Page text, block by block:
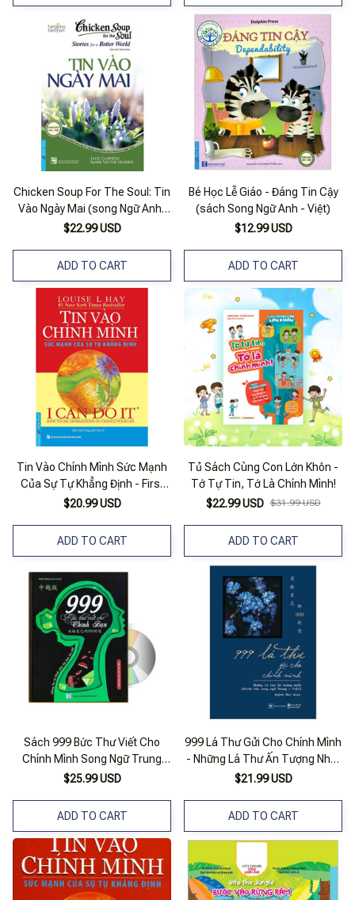
Chicken Soup For The Soul: Tin
Vào Ngày Mai (song Ngữ Anh-
việt)
$22.99 USD
ADD TO CART
Bé Học Lễ Giáo - Đáng Tin Cậy
(sách Song Ngữ Anh - Việt)
$12.99 USD
ADD TO CART
Tin Vào Chính Mình Sức Mạnh
Của Sự Tự Khẳng Định - First
News ( Tái Bản)
$20.99 USD
ADD TO CART
Tủ Sách Cùng Con Lớn Khôn -
Tớ Tự Tin, Tớ Là Chính Mình!
$22.99 USD $31.99 USD
ADD TO CART
Sách 999 Bức Thư Viết Cho
Chính Mình Song Ngữ Trung
Việt Có Phiên Âm Có Mp3
$25.99 USD
ADD TO CART
999 Lá Thư Gửi Cho Chính Mình
- Những Lá Thư Ấn Tượng Nhất
(Song Ngữ)
$21.99 USD
ADD TO CART